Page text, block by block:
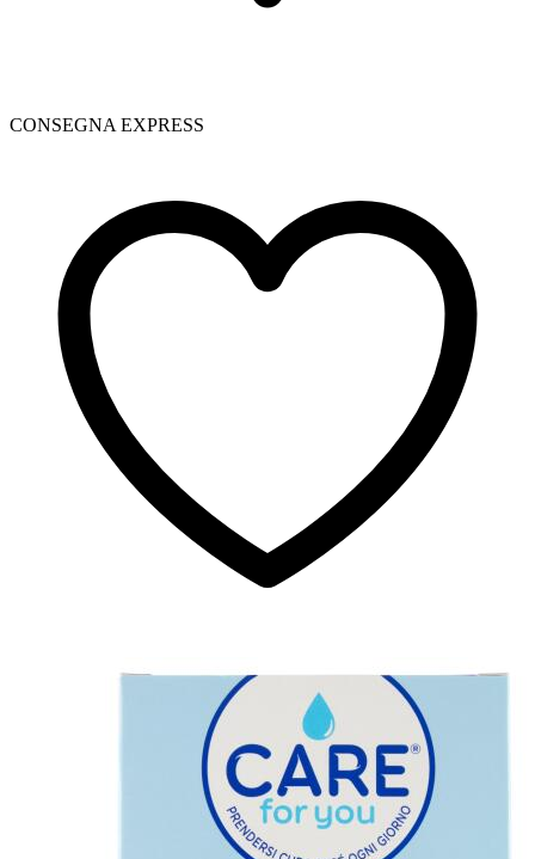
CONSEGNA EXPRESS